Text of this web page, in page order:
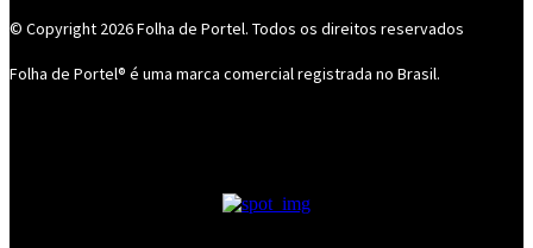
© Copyright 2026Folha de Portel. Todos os direitos reservados
Folha de Portel® é uma marca comercial registrada no Brasil.